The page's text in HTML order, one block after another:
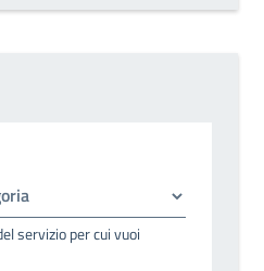
servizio per cui vuoi